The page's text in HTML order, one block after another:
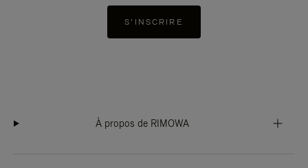
S'INSCRIRE
À propos de RIMOWA